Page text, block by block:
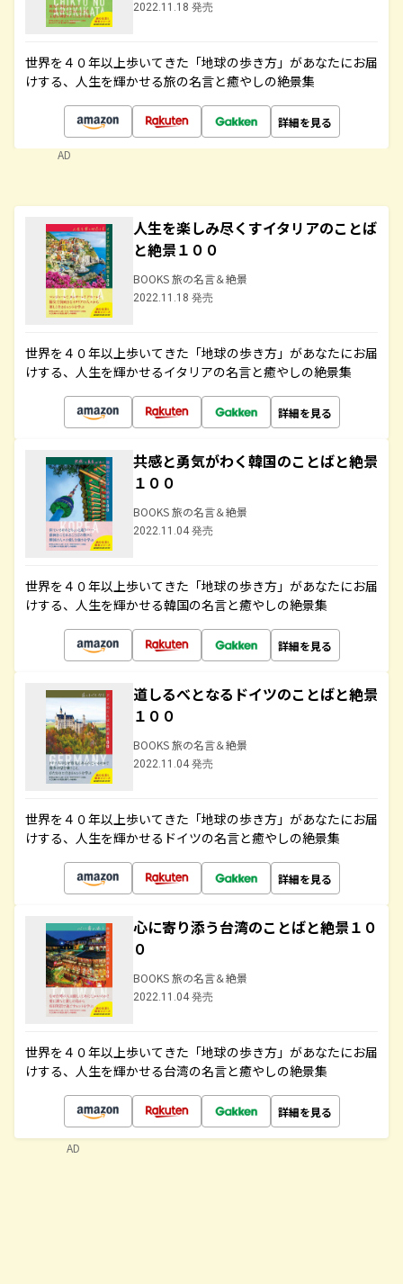
2022.11.18 発売
世界を４０年以上歩いてきた「地球の歩き方」があなたにお届
けする、人生を輝かせる旅の名言と癒やしの絶景集
詳細を見る
AD
人生を楽しみ尽くすイタリアのことば
と絶景１００
BOOKS 旅の名言＆絶景
2022.11.18 発売
世界を４０年以上歩いてきた「地球の歩き方」があなたにお届
けする、人生を輝かせるイタリアの名言と癒やしの絶景集
詳細を見る
共感と勇気がわく韓国のことばと絶景
１００
BOOKS 旅の名言＆絶景
2022.11.04 発売
世界を４０年以上歩いてきた「地球の歩き方」があなたにお届
けする、人生を輝かせる韓国の名言と癒やしの絶景集
詳細を見る
道しるべとなるドイツのことばと絶景
１００
BOOKS 旅の名言＆絶景
2022.11.04 発売
世界を４０年以上歩いてきた「地球の歩き方」があなたにお届
けする、人生を輝かせるドイツの名言と癒やしの絶景集
詳細を見る
心に寄り添う台湾のことばと絶景１０
０
BOOKS 旅の名言＆絶景
2022.11.04 発売
世界を４０年以上歩いてきた「地球の歩き方」があなたにお届
けする、人生を輝かせる台湾の名言と癒やしの絶景集
詳細を見る
AD